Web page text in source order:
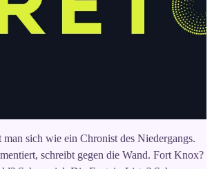
sich wie ein Chronist des Niedergangs.
schreibt gegen die Wand. Fort Knox?